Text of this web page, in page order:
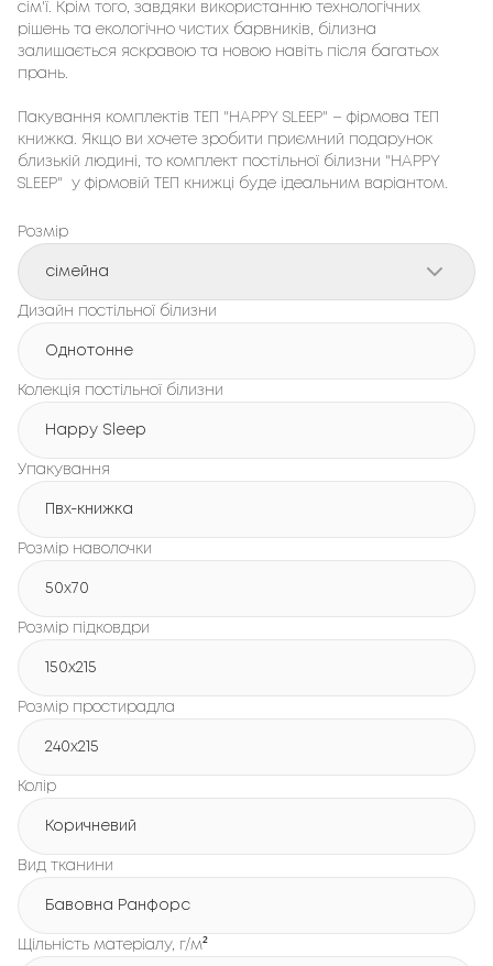
сім'ї. Крім того, завдяки використанню технологічних
рішень та екологічно чистих барвників, білизна
залишається яскравою та новою навіть після багатьох
прань.
Пакування комплектів ТЕП "HAPPY SLEEP" – фірмовa ТЕП
книжка. Якщо ви хочете зробити приємний подарунок
близькій людині, то комплект постільної білизни "HAPPY
SLEEP"  у фірмовій ТЕП книжці буде ідеальним варіантом.
Розмір
сімейна
Дизайн постільної білизни
Однотонне
Колекція постільної білизни
Happy Sleep
Упакування
Пвх-книжка
Розмір наволочки
50x70
Розмір підковдри
150х215
Розмір простирадла
240х215
Колір
Коричневий
Вид тканини
Бавовна Ранфорс
Щільність матеріалу, г/м²